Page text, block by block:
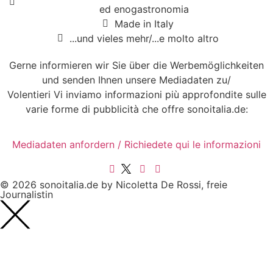
ed enogastronomia
Made in Italy
...und vieles mehr/...e molto altro
Gerne informieren wir Sie über die Werbemöglichkeiten
und senden Ihnen unsere Mediadaten zu/
Volentieri Vi inviamo informazioni più approfondite sulle
varie forme di pubblicità che offre sonoitalia.de:
Mediadaten anfordern / Richiedete qui le informazioni
© 2026 sonoitalia.de by Nicoletta De Rossi, freie
Journalistin